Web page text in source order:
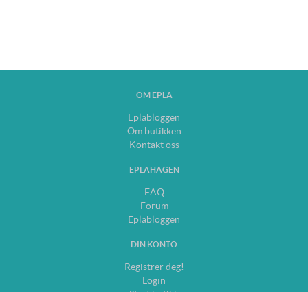
OM EPLA
Eplabloggen
Om butikken
Kontakt oss
EPLAHAGEN
FAQ
Forum
Eplabloggen
DIN KONTO
Registrer deg!
Login